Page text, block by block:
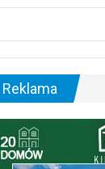
Reklama